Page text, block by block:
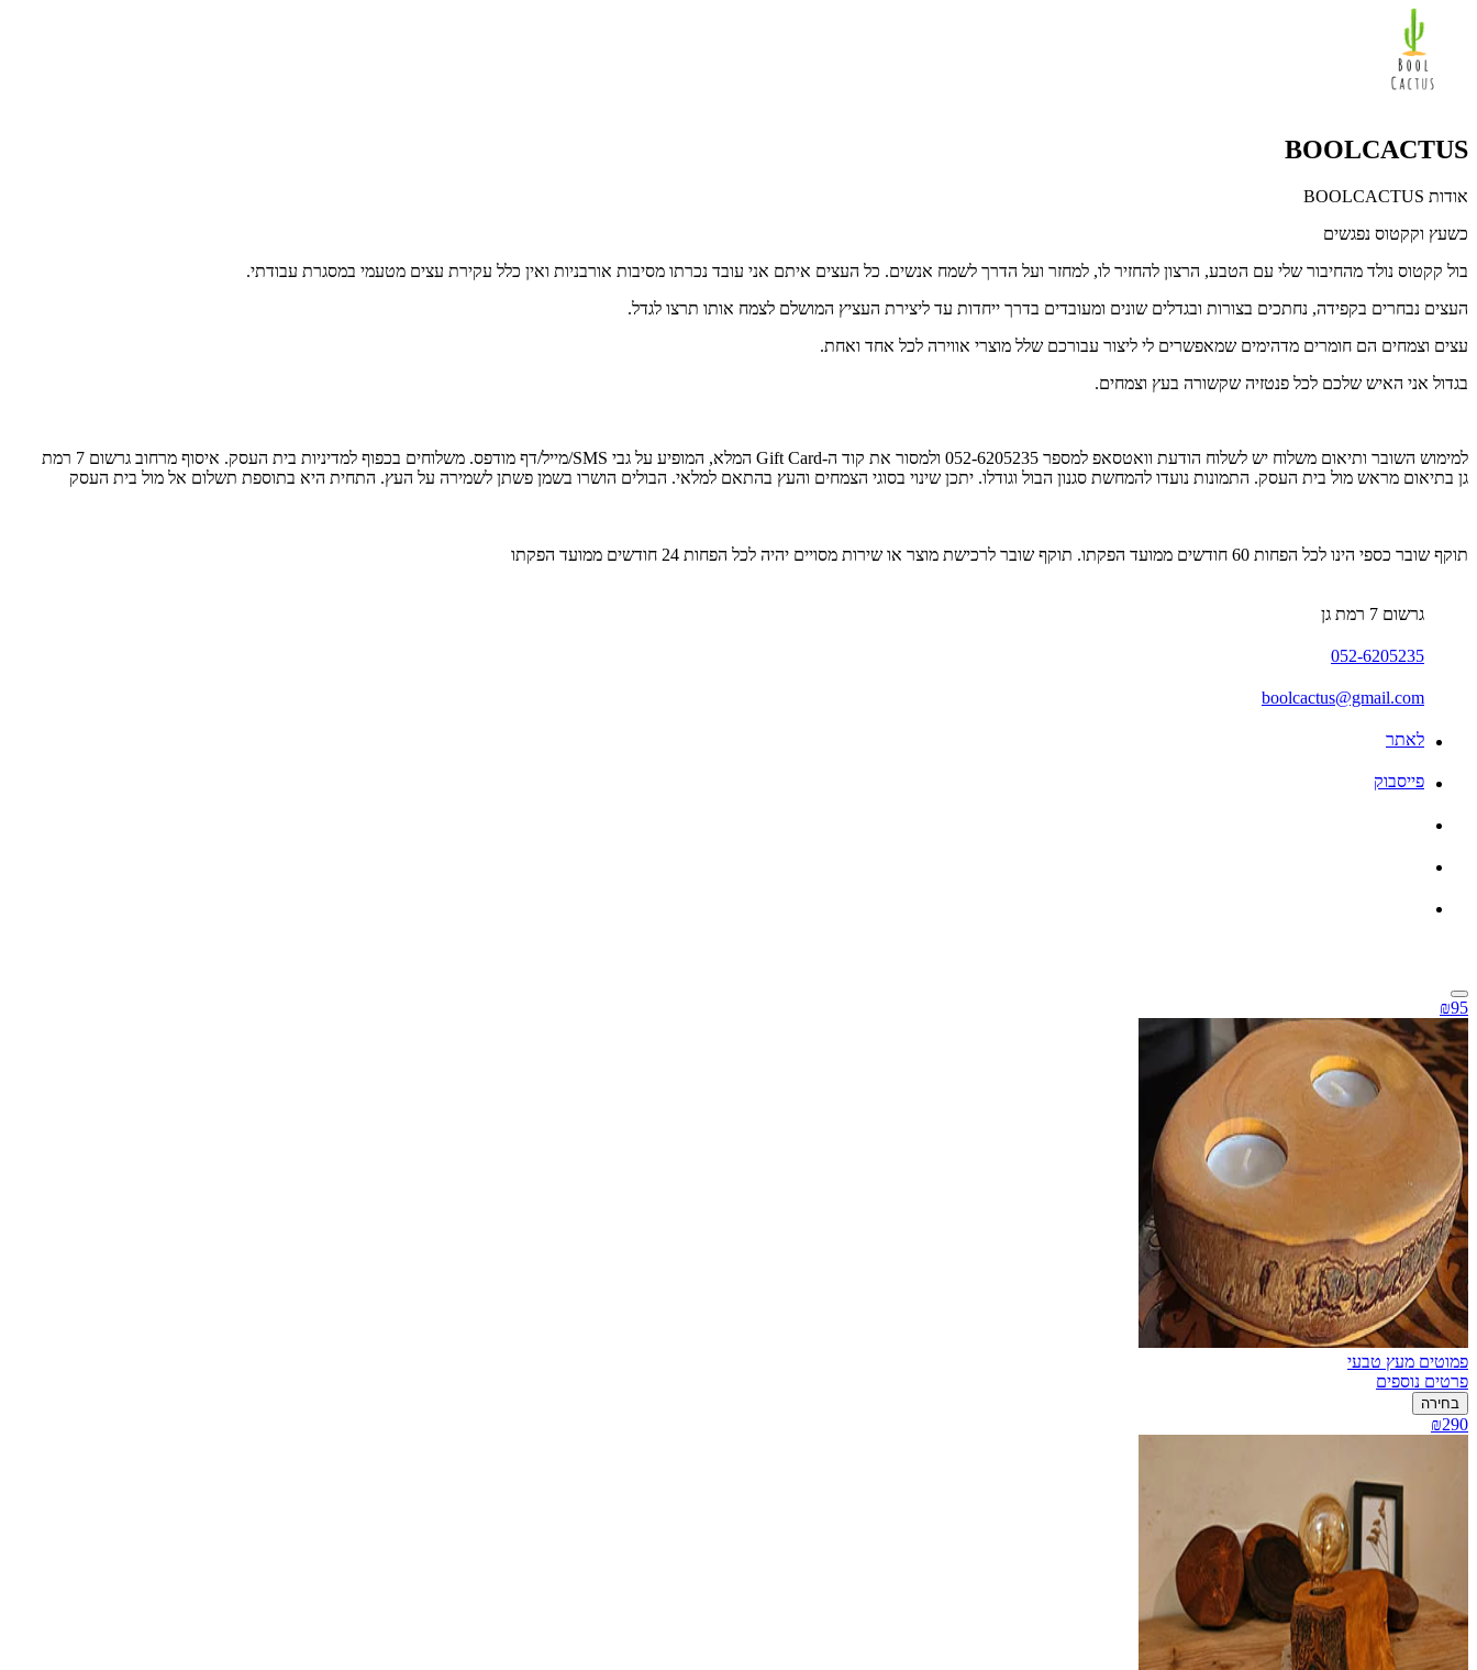
BOOLCACTUS
אודות BOOLCACTUS
כשעץ וקקטוס נפגשים
בול קקטוס נולד מהחיבור שלי עם הטבע, הרצון להחזיר לו, למחזר ועל הדרך לשמח אנשים. כל העצים איתם אני עובד נכרתו מסיבות אורבניות ואין כלל עקירת עצים מטעמי במסגרת עבודתי.
העצים נבחרים בקפידה, נחתכים בצורות ובגדלים שונים ומעובדים בדרך ייחדות עד ליצירת העציץ המושלם לצמח אותו תרצו לגדל.
עצים וצמחים הם חומרים מדהימים שמאפשרים לי ליצור עבורכם שלל מוצרי אווירה לכל אחד ואחת.
בגדול אני האיש שלכם לכל פנטזיה שקשורה בעץ וצמחים.
למימוש השובר ותיאום משלוח יש לשלוח הודעת וואטסאפ למספר 052-6205235 ולמסור את קוד ה-Gift Card המלא, המופיע על גבי SMS/מייל/דף מודפס. משלוחים בכפוף למדיניות בית העסק. איסוף מרחוב גרשום 7 רמת
גן בתיאום מראש מול בית העסק. התמונות נועדו להמחשת סגנון הבול וגודלו. יתכן שינוי בסוגי הצמחים והעץ בהתאם למלאי. הבולים הושרו בשמן פשתן לשמירה על העץ. התחית היא בתוספת תשלום אל מול בית העסק
תוקף שובר כספי הינו לכל הפחות 60 חודשים ממועד הפקתו. תוקף שובר לרכישת מוצר או שירות מסויים יהיה לכל הפחות 24 חודשים ממועד הפקתו
גרשום 7 רמת גן
052-6205235
boolcactus@gmail.com
לאתר
פייסבוק
₪95
פמוטים מעץ טבעי
פרטים נוספים
בחירה
₪290